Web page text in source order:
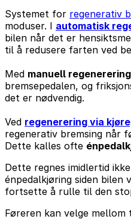
Systemet for regenerativ
moduser. I automatisk
bilen når det er
til å redusere farten ved
Med manuell regenerering
bremsepedalen, og
det er nødvendig.
Ved regenerering via
regenerativ bremsing når
Dette kalles ofte
Dette regnes imidlertid
énpedalkjøring siden bilen
fortsette å rulle til den
Føreren kan velge